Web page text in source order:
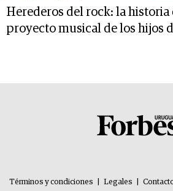
Herederos del rock: la
proyecto musical de los hijos
Términos y condiciones Legales